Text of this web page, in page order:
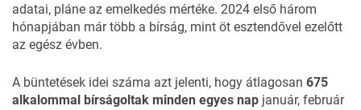
adatai, pláne az emelkedés mértéke. 2024 első három
hónapjában már több a bírság, mint öt esztendővel ezelőtt
az egész évben.
A büntetések idei száma azt jelenti, hogy átlagosan 675
alkalommal bírságoltak minden egyes nap január, február